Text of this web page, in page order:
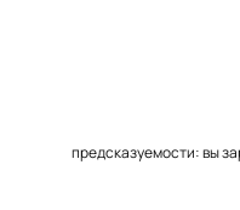
предсказуемости: вы